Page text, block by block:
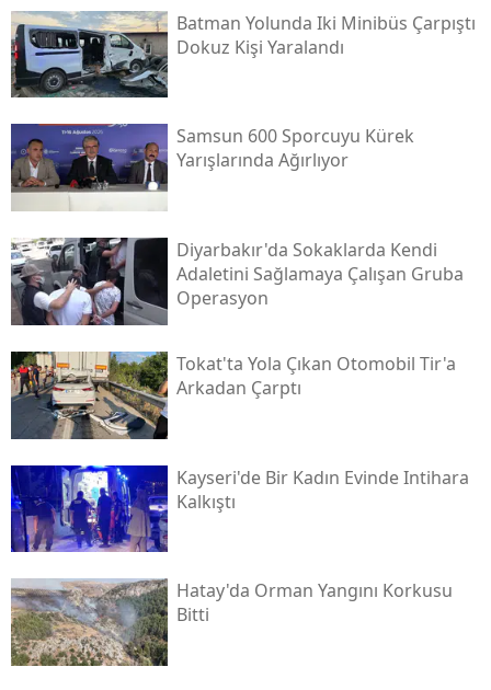
Batman Yolunda Iki Minibüs Çarpıştı
Dokuz Kişi Yaralandı
Samsun 600 Sporcuyu Kürek
Yarışlarında Ağırlıyor
Diyarbakır'da Sokaklarda Kendi
Adaletini Sağlamaya Çalışan Gruba
Operasyon
Tokat'ta Yola Çıkan Otomobil Tir'a
Arkadan Çarptı
Kayseri'de Bir Kadın Evinde Intihara
Kalkıştı
Hatay'da Orman Yangını Korkusu
Bitti